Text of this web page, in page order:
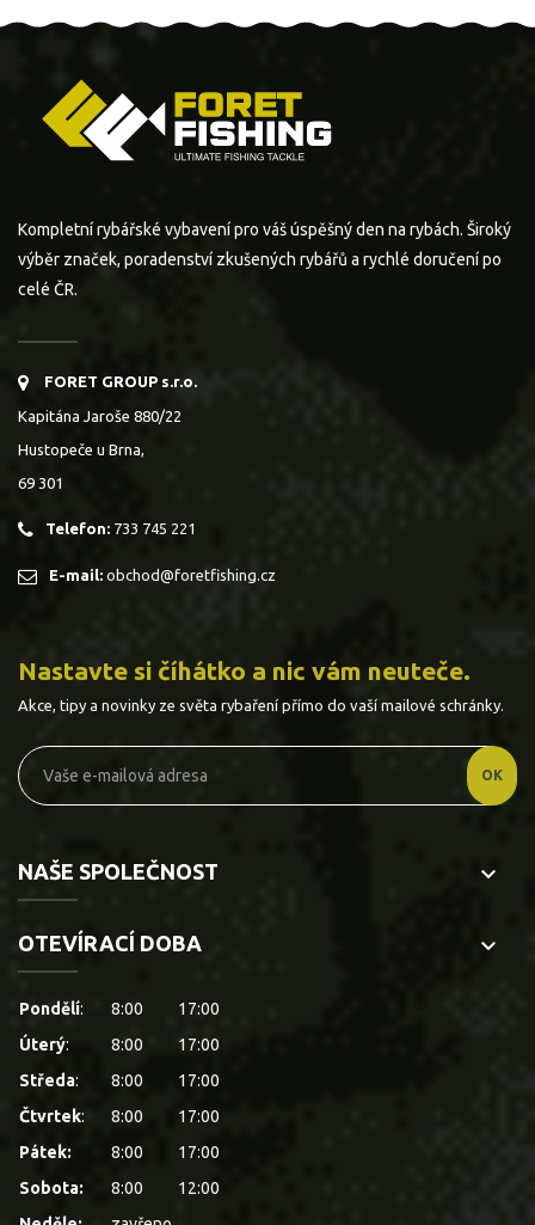
Kompletní rybářské vybavení pro váš úspěšný den na rybách. Široký
výběr značek, poradenství zkušených rybářů a rychlé doručení po
celé ČR.
FORET GROUP s.r.o.
Kapitána Jaroše 880/22
Hustopeče u Brna,
69 301
Telefon: 733 745 221
E-mail: obchod@foretfishing.cz
Nastavte si číhátko a nic vám neuteče.
Akce, tipy a novinky ze světa rybaření přímo do vaší mailové schránky.
NAŠE SPOLEČNOST keyboard_arrow_down
OTEVÍRACÍ DOBA keyboard_arrow_down
Pondělí: 8:00
17:00
Úterý: 8:00
17:00
Středa: 8:00
17:00
Čtvrtek: 8:00
17:00
Pátek:
8:00
17:00
Sobota:
8:00
12:00